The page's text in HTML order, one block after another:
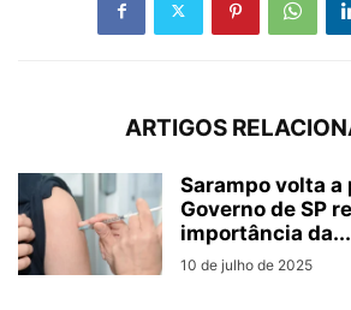
ARTIGOS
Sarampo volta a
Governo de SP
importância da...
10 de julho de 2025